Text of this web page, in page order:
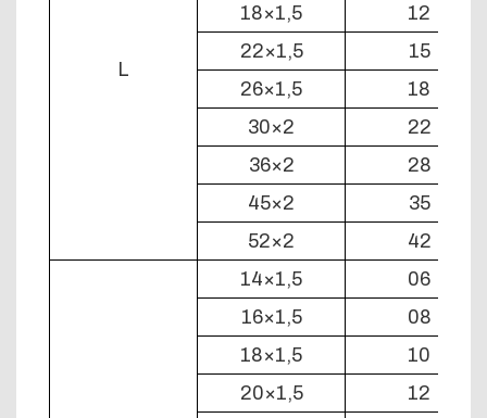
L
18×1,5
12
22×1,5
15
26×1,5
18
30×2
22
36×2
28
45×2
35
52×2
42
14×1,5
06
16×1,5
08
18×1,5
10
20×1,5
12